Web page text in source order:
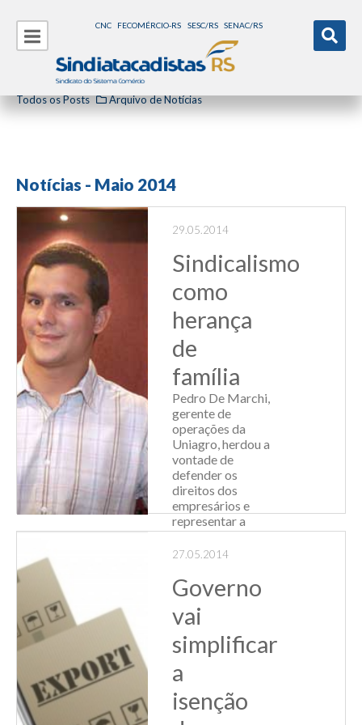
CNC FECOMÉRCIO-RS SESC/RS SENAC/RS
Todos os Posts Arquivo de Notícias
Notícias - Maio 2014
29.05.2014
Sindicalismo
como
herança
de
família
Pedro De Marchi,
gerente de
operações da
Uniagro, herdou a
vontade de
defender os
direitos dos
empresários e
representar a
categoria do avô,
Zildo De Marchi,
Sindiatacadistas.
Desde pequ...
Leia Mais
27.05.2014
Governo
vai
simplificar
a
isenção